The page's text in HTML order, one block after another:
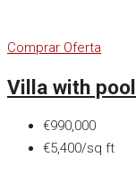
Comprar Oferta
Villa with pool
€990,000
€5,400/sq ft